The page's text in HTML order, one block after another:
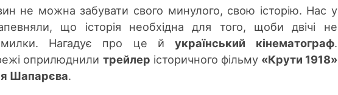
не можна забувати свого минулого, свою історію. Нас у
що історія необхідна для того, щоби двічі не
Нагадує про це йукраїнський кінематограф.
оприлюднили трейлер історичного фільму «Крути 1918»
Шапарєва.